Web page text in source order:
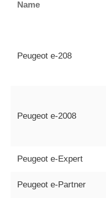
Name
Peugeot e-208
Peugeot e-2008
Peugeot e-Expert
Peugeot e-Partner